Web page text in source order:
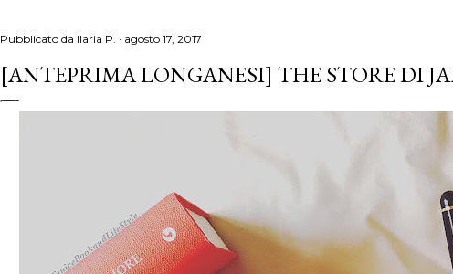
Pubblicato da Ilaria P. agosto 17, 2017
[ANTEPRIMA LONGANESI] THE STORE DI